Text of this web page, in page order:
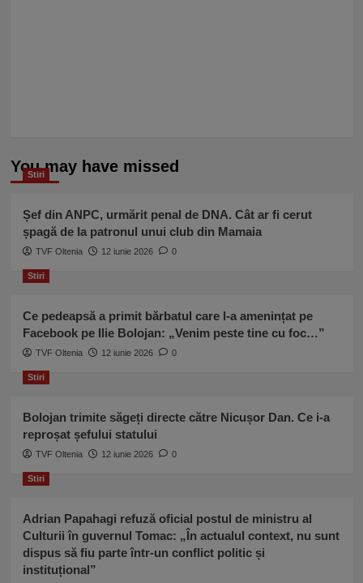
You may have missed
Stiri
Șef din ANPC, urmărit penal de DNA. Cât ar fi cerut
șpagă de la patronul unui club din Mamaia
TVF Oltenia 12 iunie 2026 0
Stiri
Ce pedeapsă a primit bărbatul care l-a amenințat pe
Facebook pe Ilie Bolojan: „Venim peste tine cu foc…”
TVF Oltenia 12 iunie 2026 0
Stiri
Bolojan trimite săgeți directe către Nicușor Dan. Ce i-a
reproșat șefului statului
TVF Oltenia 12 iunie 2026 0
Stiri
Adrian Papahagi refuză oficial postul de ministru al
Culturii în guvernul Tomac: „În actualul context, nu sunt
dispus să fiu parte într-un conflict politic și
instituțional”